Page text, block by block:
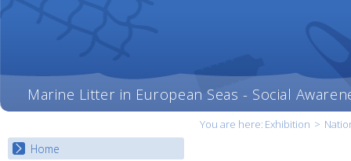
Marine Litter in European Seas - Social
You are here: Exhibition >
Home